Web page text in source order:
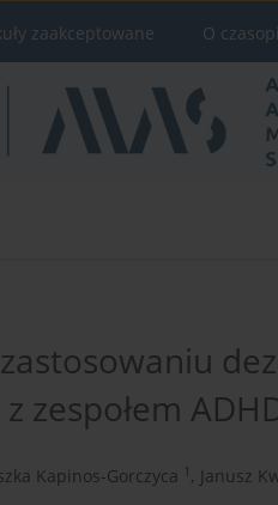
zaakceptowane O
zespołem
Kapinos-Gorczyca 1 , Janusz